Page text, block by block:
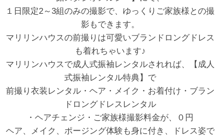
１日限定2～3組のみの撮影で、ゆっくりご家族様との撮
影もできます。
マリリンハウスの前撮りは可愛いブランドロングドレス
も着れちゃいます♪
マリリンハウスで成人式振袖レンタルされれば、【成人
式振袖レンタル特典】で
前撮り衣装レンタル・ヘア・メイク・お着付け・ブラン
ドロングドレスレンタル
・ヘアチェンジ・ご家族様撮影料金が、０円
ヘア、メイク、ポージング体験も身に付き、ドレス姿で